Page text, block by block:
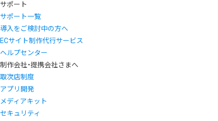
サポート
サポート一覧
導入をご検討中の方へ
ECサイト制作代行サービス
ヘルプセンター
制作会社・提携会社さまへ
取次店制度
アプリ開発
メディアキット
セキュリティ